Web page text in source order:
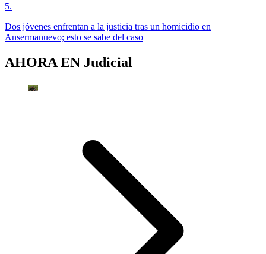
5.
Dos jóvenes enfrentan a la justicia tras un homicidio en
Ansermanuevo; esto se sabe del caso
AHORA EN Judicial